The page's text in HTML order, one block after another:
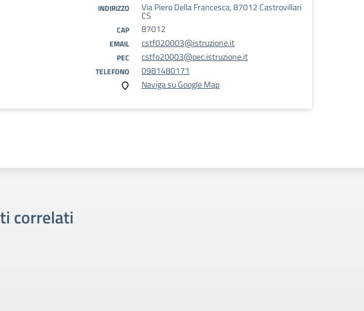
INDIRIZZO Via Piero Della Francesca, 87012 Castrovillari
CS
CAP 87012
EMAIL cstf020003@istruzione.it
PEC cstfo20003@pec.istruzione.it
TELEFONO
0981480171
Naviga su Google Map
correlati